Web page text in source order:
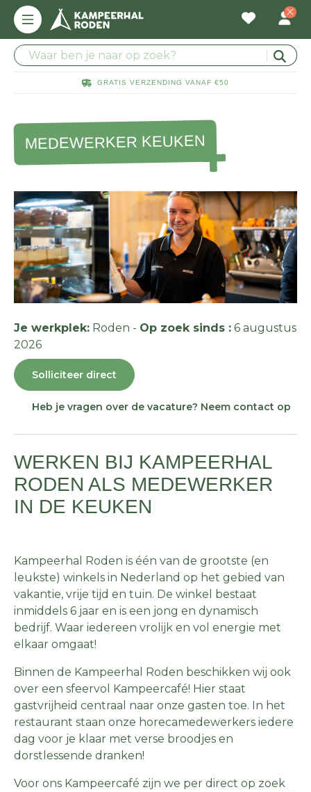
GRATIS VERZENDING VANAF €50
MEDEWERKER KEUKEN
Je werkplek: Roden - Op zoek sinds : 6 augustus
2026
Solliciteer direct
Heb je vragen over de vacature? Neem contact op
WERKEN BIJ KAMPEERHAL
RODEN ALS MEDEWERKER
IN DE KEUKEN
Kampeerhal Roden is één van de grootste (en
leukste) winkels in Nederland op het gebied van
vakantie, vrije tijd en tuin. De winkel bestaat
inmiddels 6 jaar en is een jong en dynamisch
bedrijf. Waar iedereen vrolijk en vol energie met
elkaar omgaat!
Binnen de Kampeerhal Roden beschikken wij ook
over een sfeervol Kampeercafé! Hier staat
gastvrijheid centraal naar onze gasten toe. In het
restaurant staan onze horecamedewerkers iedere
dag voor je klaar met verse broodjes en
dorstlessende dranken!
Voor ons Kampeercafé zijn we per direct op zoek